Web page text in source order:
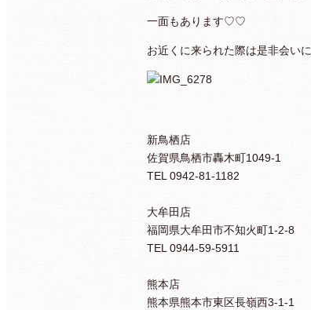
一面もあります♡♡
お近くに来られた際は是非会い
新鳥栖店
佐賀県鳥栖市轟木町1049-1
TEL 0942-81-1182
大牟田店
福岡県大牟田市不知火町1-2-8
TEL 0944-59-5911
熊本店
熊本県熊本市東区長嶺西3-1-1